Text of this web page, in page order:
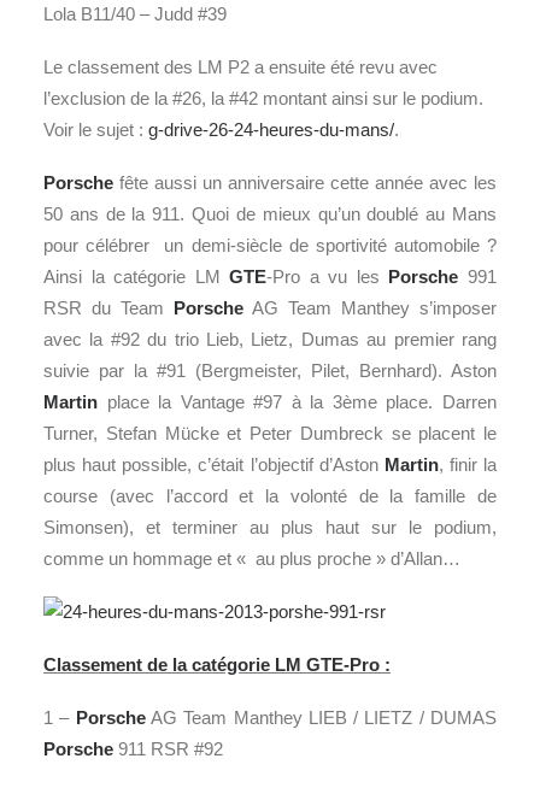
Lola B11/40 – Judd #39
Le classement des LM P2 a ensuite été revu avec
l’exclusion de la #26, la #42 montant ainsi sur le podium.
Voir le sujet : g-drive-26-24-heures-du-mans/.
Porsche fête aussi un anniversaire cette année avec les
50 ans de la 911. Quoi de mieux qu’un doublé au Mans
pour célébrer un demi-siècle de sportivité automobile ?
Ainsi la catégorie LMGTE-Pro a vu les Porsche 991
RSR du Team Porsche AG Team Manthey s’imposer
avec la #92 du trio Lieb, Lietz, Dumas au premier rang
suivie par la #91 (Bergmeister, Pilet, Bernhard). Aston
Martin place la Vantage #97 à la 3ème place. Darren
Turner, Stefan Mücke et Peter Dumbreck se placent le
plus haut possible, c’était l’objectif d’Aston Martin, finir la
course (avec l’accord et la volonté de la famille de
Simonsen), et terminer au plus haut sur le podium,
comme un hommage et « au plus proche » d’Allan…
Classement de la catégorie LM GTE-Pro :
1 – PorscheAG Team Manthey LIEB / LIETZ / DUMAS
Porsche 911 RSR #92